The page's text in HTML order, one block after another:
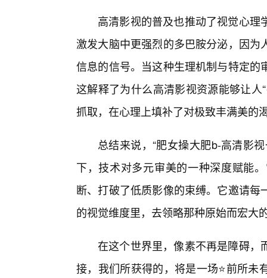
高清影视的普及也推动了视觉心
激发大脑中更强烈的多巴胺分泌，因
信息的信号。当这种生理机制与特定
这解释了为什么高清影视资源能够让
抓取，在心理上填补了对极致丰满美的
总结来说，“肥女操大肥b-高清影
下，技术对多元审美的一种深度赋能
断、打破了低质影像的束缚。它邀请
的视觉维度里，去领略那种原始而宏大
在这个世界里，像素不再是障碍，
接，我们所获得的，将是一场⭐前所